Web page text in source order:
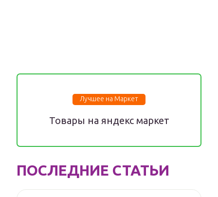
Лучшее на Маркет
Товары на яндекс маркет
ПОСЛЕДНИЕ СТАТЬИ